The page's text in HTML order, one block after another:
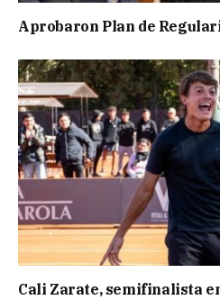
Aprobaron Plan de
Cali Zarate, semifinalista